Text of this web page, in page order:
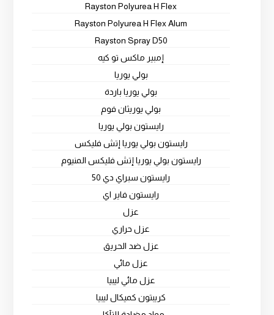
Rayston Polyurea H Flex
Rayston Polyurea H Flex Alum
Rayston Spray D50
إمبير ماكس تو كيه
بولي يوريا
بولي يوريا باردة
بولي يوريثان فوم
رايستون بولي يوريا
رايستون بولي يوريا إتش فليكس
رايستون بولي يوريا إتش فليكس المنيوم
رايستون سبراي دي 50
رايستون فاير اي
عزل
عزل حراري
عزل ضد الحريق
عزل مائي
عزل مائي ليبيا
كريبتون كميكال ليبيا